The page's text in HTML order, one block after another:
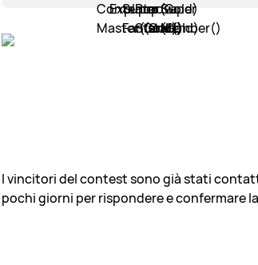
I vincitori del contest sono già stati
pochi giorni per rispondere e confermare